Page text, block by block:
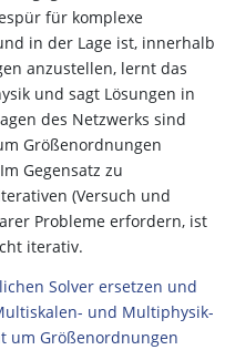
für komplexe
in der Lage ist, innerhalb
anzustellen, lernt das
und sagt Lösungen in
des Netzwerks sind
Größenordnungen
Gegensatz zu
(Versuch und
Probleme erfordern, ist
iterativ.
Solver ersetzen und
und Multiphysik-
um Größenordnungen